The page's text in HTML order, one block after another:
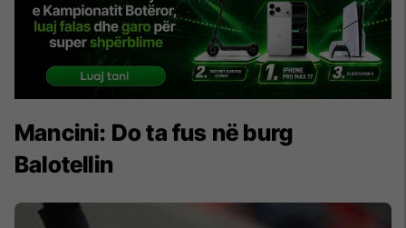
Mancini: Do ta fus në burg
Balotellin